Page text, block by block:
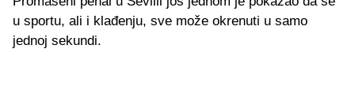
u sportu, ali i klađenju, sve može okrenuti u samo
jednoj sekundi.